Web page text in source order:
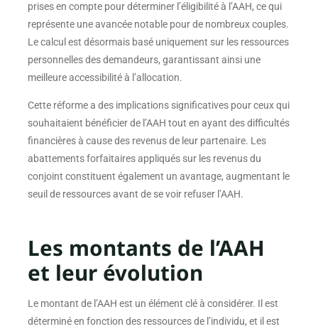
prises en compte pour déterminer l’éligibilité à l’AAH, ce qui
représente une avancée notable pour de nombreux couples.
Le calcul est désormais basé uniquement sur les ressources
personnelles des demandeurs, garantissant ainsi une
meilleure accessibilité à l’allocation.
Cette réforme a des implications significatives pour ceux qui
souhaitaient bénéficier de l’AAH tout en ayant des difficultés
financières à cause des revenus de leur partenaire. Les
abattements forfaitaires appliqués sur les revenus du
conjoint constituent également un avantage, augmentant le
seuil de ressources avant de se voir refuser l’AAH.
Les montants de l’AAH
et leur évolution
Le montant de l’AAH est un élément clé à considérer. Il est
déterminé en fonction des ressources de l’individu, et il est